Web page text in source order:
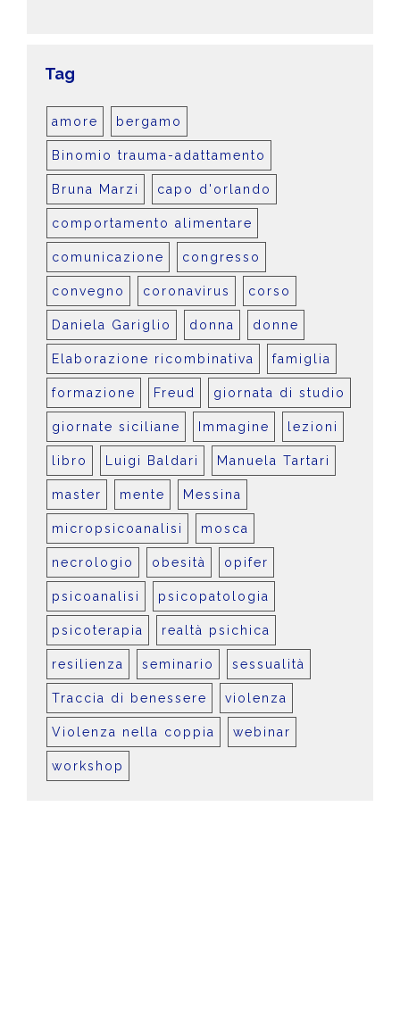
Tag
amore bergamo
Binomio trauma-adattamento
Bruna Marzi capo d'orlando
comportamento alimentare
comunicazione congresso
convegno coronavirus corso
Daniela Gariglio donna donne
Elaborazione ricombinativa famiglia
formazione Freud giornata di studio
giornate siciliane Immagine lezioni
libro Luigi Baldari Manuela Tartari
master mente Messina
micropsicoanalisi mosca
necrologio obesità opifer
psicoanalisi psicopatologia
psicoterapia realtà psichica
resilienza seminario sessualità
Traccia di benessere violenza
Violenza nella coppia webinar
workshop